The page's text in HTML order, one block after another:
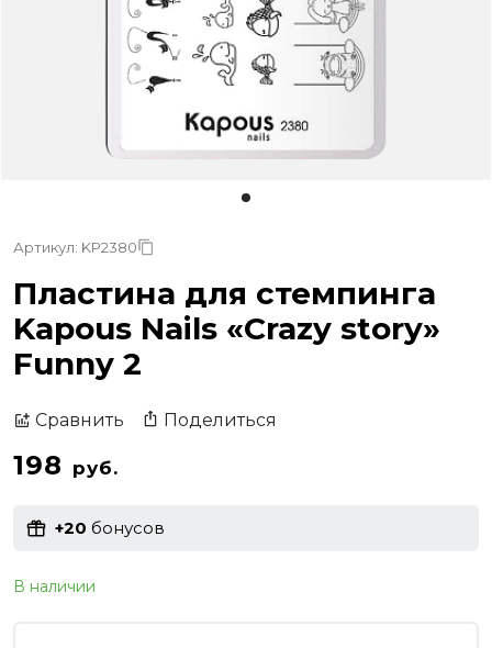
Артикул: KP2380
Пластина для стемпинга
Kapous Nails «Crazy story»
Funny 2
Сравнить Поделиться
198 руб.
+20 бонусов
В наличии